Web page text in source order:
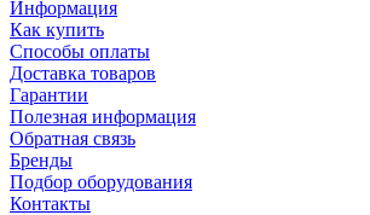
Информация
Как купить
Способы оплаты
Доставка товаров
Гарантии
Полезная информация
Обратная связь
Бренды
Подбор оборудования
Контакты